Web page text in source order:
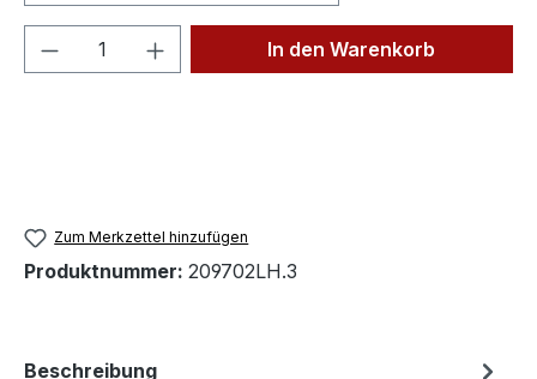
Produkt Anzahl: Gib denIn den Warenkorb
Zum Merkzettel hinzufügen
Produktnummer: 209702LH.3
Beschreibung